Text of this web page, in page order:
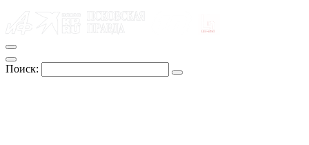
Поиск: